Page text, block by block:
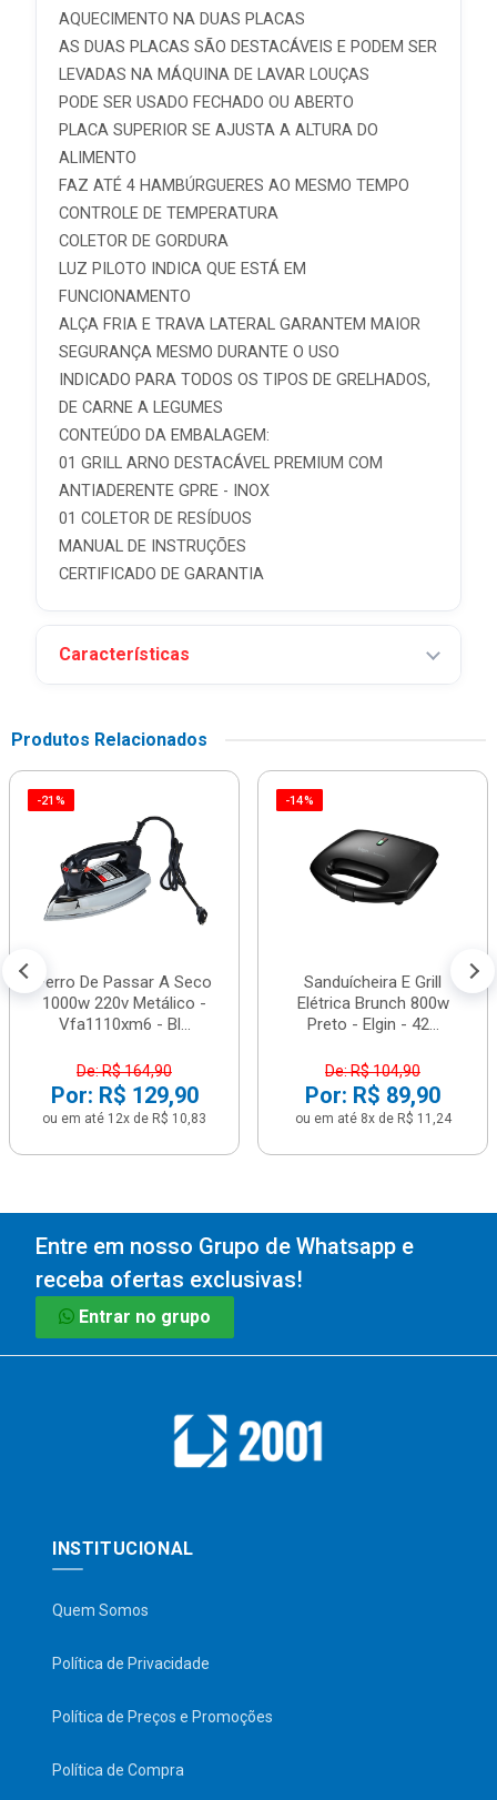
AQUECIMENTO NA DUAS PLACAS
AS DUAS PLACAS SÃO DESTACÁVEIS E PODEM SER
LEVADAS NA MÁQUINA DE LAVAR LOUÇAS
PODE SER USADO FECHADO OU ABERTO
PLACA SUPERIOR SE AJUSTA A ALTURA DO
ALIMENTO
FAZ ATÉ 4 HAMBÚRGUERES AO MESMO TEMPO
CONTROLE DE TEMPERATURA
COLETOR DE GORDURA
LUZ PILOTO INDICA QUE ESTÁ EM
FUNCIONAMENTO
ALÇA FRIA E TRAVA LATERAL GARANTEM MAIOR
SEGURANÇA MESMO DURANTE O USO
INDICADO PARA TODOS OS TIPOS DE GRELHADOS,
DE CARNE A LEGUMES
CONTEÚDO DA EMBALAGEM:
01 GRILL ARNO DESTACÁVEL PREMIUM COM
ANTIADERENTE GPRE - INOX
01 COLETOR DE RESÍDUOS
MANUAL DE INSTRUÇÕES
CERTIFICADO DE GARANTIA
Características
Produtos Relacionados
-21%
Ferro De Passar A Seco
1000w 220v Metálico -
Vfa1110xm6 - Bl...
De: R$ 164,90
Por: R$ 129,90
ou em até 12x de R$ 10,83
-14%
Sanduícheira E Grill
Elétrica Brunch 800w
Preto - Elgin - 42...
De: R$ 104,90
Por: R$ 89,90
ou em até 8x de R$ 11,24
Entre em nosso Grupo de Whatsapp e
receba ofertas exclusivas!
Entrar no grupo
INSTITUCIONAL
Quem Somos
Política de Privacidade
Política de Preços e Promoções
Política de Compra